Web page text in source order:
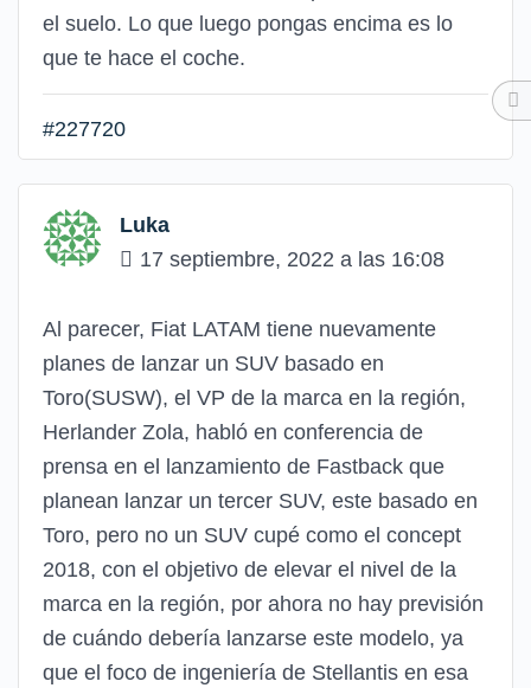
el suelo. Lo que luego pongas encima es lo
que te hace el coche.
#227720
Luka
17 septiembre, 2022 a las 16:08
Al parecer, Fiat LATAM tiene nuevamente
planes de lanzar un SUV basado en
Toro(SUSW), el VP de la marca en la región,
Herlander Zola, habló en conferencia de
prensa en el lanzamiento de Fastback que
planean lanzar un tercer SUV, este basado en
Toro, pero no un SUV cupé como el concept
2018, con el objetivo de elevar el nivel de la
marca en la región, por ahora no hay previsión
de cuándo debería lanzarse este modelo, ya
que el foco de ingeniería de Stellantis en esa